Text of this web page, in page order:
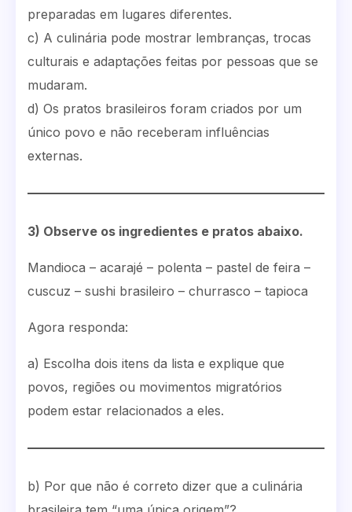
preparadas em lugares diferentes.
c) A culinária pode mostrar lembranças, trocas
culturais e adaptações feitas por pessoas que se
mudaram.
d) Os pratos brasileiros foram criados por um
único povo e não receberam influências
externas.
3) Observe os ingredientes e pratos abaixo.
Mandioca – acarajé – polenta – pastel de feira –
cuscuz – sushi brasileiro – churrasco – tapioca
Agora responda:
a) Escolha dois itens da lista e explique que
povos, regiões ou movimentos migratórios
podem estar relacionados a eles.
b) Por que não é correto dizer que a culinária